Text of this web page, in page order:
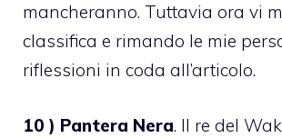
mancheranno. Tuttavia ora vi
classifica e rimando le mie
riflessioni in coda all’articolo.
10 ) Pantera Nera. Il re del